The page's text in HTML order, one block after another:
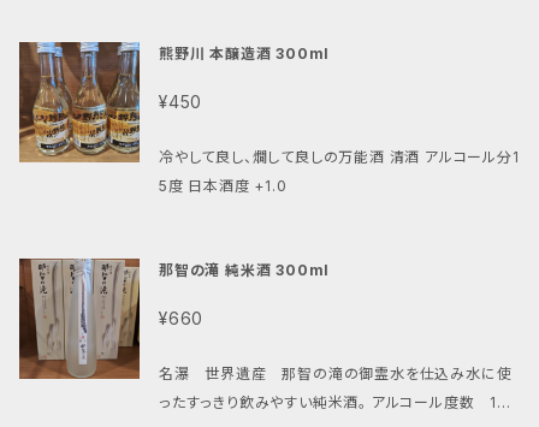
熊野川 本醸造酒 300ml
¥450
冷やして良し、燗して良しの万能酒 清酒 アルコール分1
5度 日本酒度 +1.0
那智の滝 純米酒 300ml
¥660
名瀑 世界遺産 那智の滝の御霊水を仕込み水に使
ったすっきり飲みやすい純米酒。 アルコール度数 1